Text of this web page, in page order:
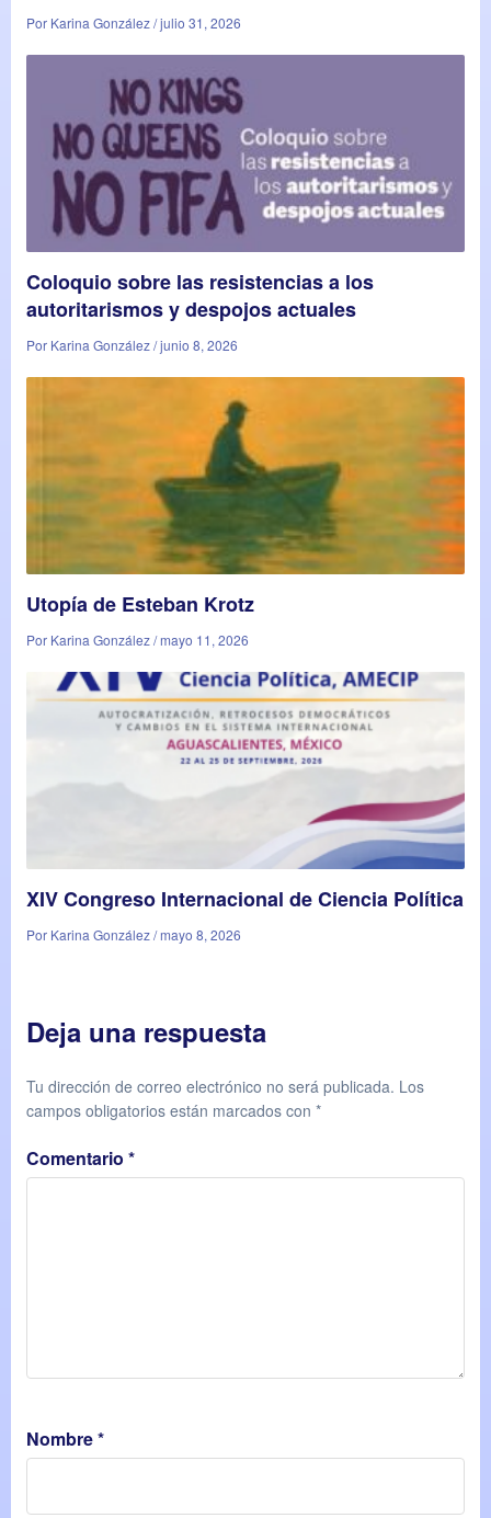
Por Karina González / julio 31, 2026
Coloquio sobre las resistencias a los
autoritarismos y despojos actuales
Por Karina González / junio 8, 2026
Utopía de Esteban Krotz
Por Karina González / mayo 11, 2026
XIV Congreso Internacional de Ciencia Política
Por Karina González / mayo 8, 2026
Deja una respuesta
Tu dirección de correo electrónico no será publicada. Los
campos obligatorios están marcados con *
Comentario *
Nombre*